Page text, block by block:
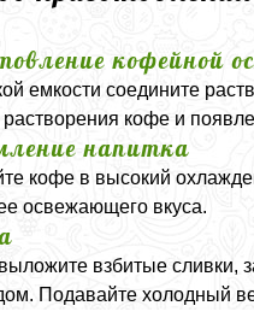
кофейной
емкости соедините
растворения кофе и
напитка
кофе в высокий
освежающего вкуса.
взбитые сливки,
Подавайте холодный